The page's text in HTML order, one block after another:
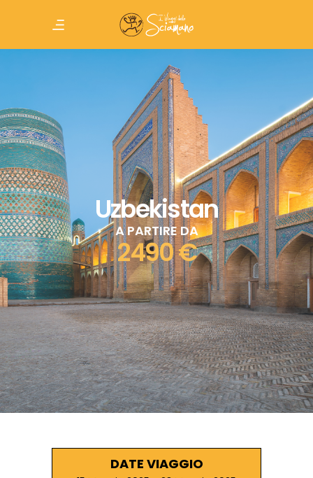
Uzbekistan
A PARTIRE DA
2490 €
DATE VIAGGIO